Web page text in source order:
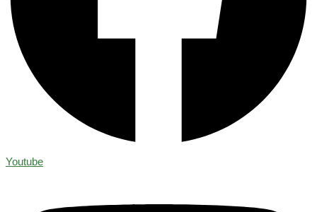
Youtube